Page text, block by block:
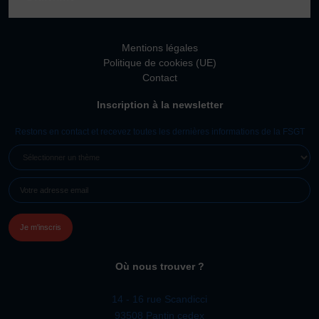
Vivicittà
Réaffiliation
Prise de licence
JE SOUHAITE TROUVER UN COMITÉ
JE SOUHAITE ADHÉRER
Affiliation
Honorabilité
Certificat Médical
Mentions légales
Politique de cookies (UE)
Contact
Inscription à la newsletter
Restons en contact et recevez toutes les dernières informations de la FSGT
UN
(NÉCESSAIRE)
MAIL
Où nous trouver ?
14 - 16 rue Scandicci
93508 Pantin cedex